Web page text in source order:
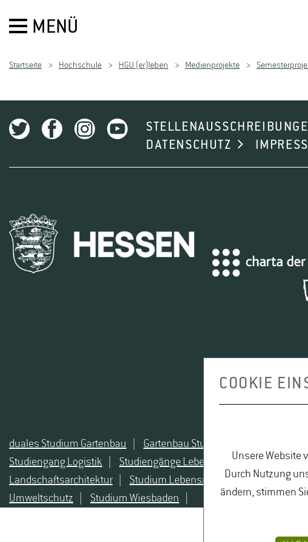
MENÜ
Startseite Hochschule HGU (er)leben Medienprojekte
DATENSCHUTZ
duales Studium Gartenbau Gartenbau Studium
Studiengang Logistik
Studiengänge Lebensmittel |
Landschaftsarchitektur| Studium Lebensmittel|Studium
Umweltschutz
Studium Wiesbaden
COOKIE
Unsere Website
Durch Nutzung
ändern, stimmen